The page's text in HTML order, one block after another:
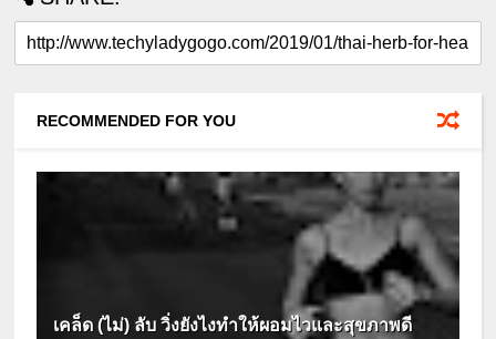
RECOMMENDED FOR YOU
เคล็ด (ไม่) ลับ วิ่งยังไงทำให้ผอมไวและสุขภาพดี